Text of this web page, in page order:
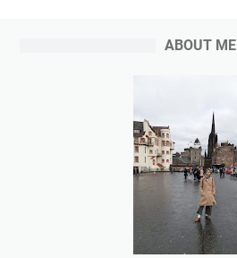
ABOUT ME